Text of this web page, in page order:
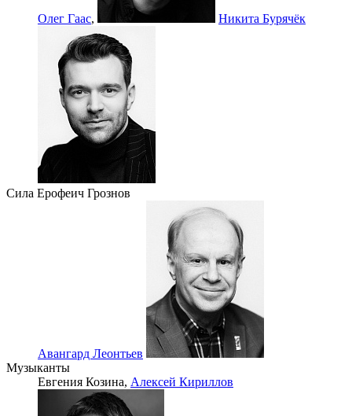
Олег Гаас, Никита Бурячёк
Сила Ерофеич Грознов
Авангард Леонтьев
Музыканты
Евгения Козина, Алексей Кириллов